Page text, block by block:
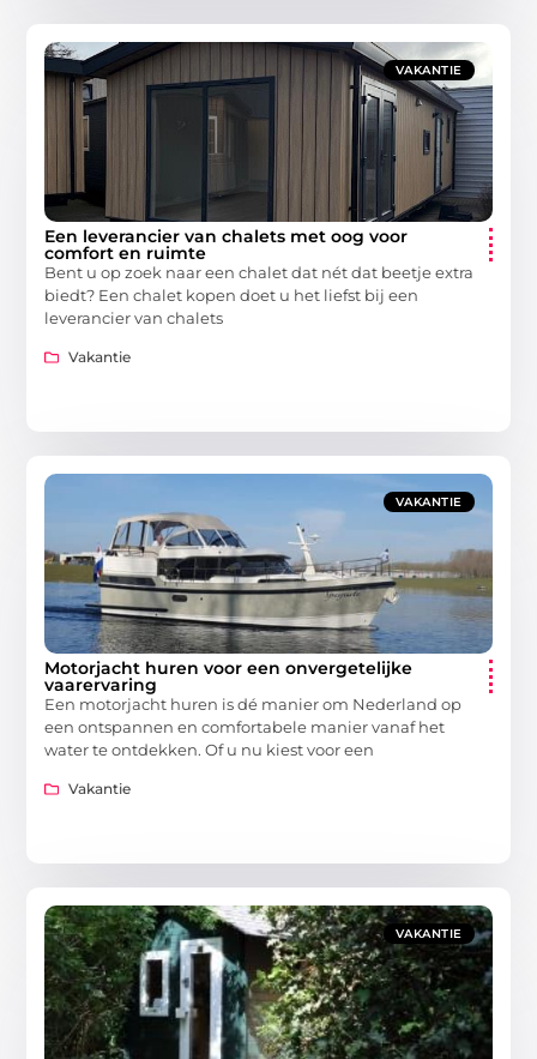
VAKANTIE
Een leverancier van chalets met oog voor
comfort en ruimte
Bent u op zoek naar een chalet dat nét dat beetje extra
biedt? Een chalet kopen doet u het liefst bij een
leverancier van chalets
Vakantie
VAKANTIE
Motorjacht huren voor een onvergetelijke
vaarervaring
Een motorjacht huren is dé manier om Nederland op
een ontspannen en comfortabele manier vanaf het
water te ontdekken. Of u nu kiest voor een
Vakantie
VAKANTIE